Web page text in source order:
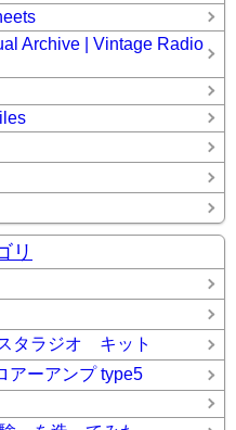
Archive | Vintage Radio
リ
タラジオ キット
ーアンプ type5